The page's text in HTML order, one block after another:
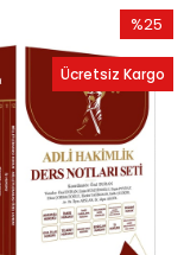
%25
İndirim
Ücretsiz Kargo